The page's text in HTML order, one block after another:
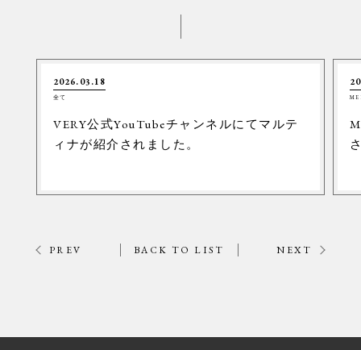
2026.03.18
全て
VERY公式YouTubeチャンネルにてマルテ
ィナが紹介されました。
PREV BACK TO LIST NEXT